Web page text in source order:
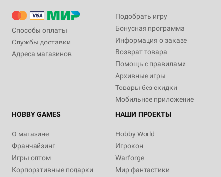
Способы оплаты
Службы доставки
Адреса магазинов
Подобрать игру
Бонусная программа
Информация о заказе
Возврат товара
Помощь с правилами
Архивные игры
Товары без скидки
Мобильное приложение
HOBBY GAMES
О магазине
Франчайзинг
Игры оптом
Корпоративные подарки
НАШИ ПРОЕКТЫ
Hobby World
Игрокон
Warforge
Мир фантастики